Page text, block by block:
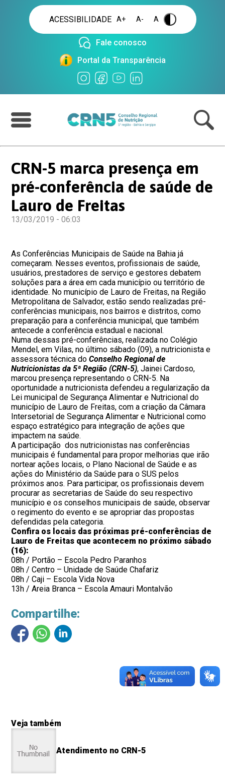
ACESSIBILIDADE A+ A- A .
Fale conosco
Portal da Transparência
CRN-5 marca presença em
pré-conferência de saúde de
Lauro de Freitas
13/03/2019 - 06:03
As Conferências Municipais de Saúde na Bahia já
começaram. Nesses eventos, profissionais de saúde,
usuários, prestadores de serviço e gestores debatem
soluções para a área em cada município ou território de
identidade. No município de Lauro de Freitas, na Região
Metropolitana de Salvador, estão sendo realizadas pré-
conferências municipais, nos bairros e distritos, como
preparação para a conferência municipal, que também
antecede a conferência estadual e nacional.
Numa dessas pré-conferências, realizada no Colégio
Mendel, em Vilas, no último sábado (09), a nutricionista e
assessora técnica doConselho Regional de
Nutricionistas da 5ª Região (CRN-5), Jainei Cardoso,
marcou presença representando o CRN-5. Na
oportunidade a nutricionista defendeu a regularização da
Lei municipal de Segurança Alimentar e Nutricional do
município de Lauro de Freitas, com a criação da Câmara
Intersetorial de Segurança Alimentar e Nutricional como
espaço estratégico para integração de ações que
impactem na saúde.
A participação dos nutricionistas nas conferências
municipais é fundamental para propor melhorias que irão
nortear ações locais, o Plano Nacional de Saúde e as
ações do Ministério da Saúde para o SUS pelos
próximos anos. Para participar, os profissionais devem
procurar as secretarias de Saúde do seu respectivo
município e os conselhos municipais de saúde, observar
o regimento do evento e se apropriar das propostas
defendidas pela categoria.
Confira os locais das próximas pré-conferências de
Lauro de Freitas que acontecem no próximo sábado
(16):
08h / Portão – Escola Pedro Paranhos
08h / Centro – Unidade de Saúde Chafariz
08h / Caji – Escola Vida Nova
13h / Areia Branca – Escola Amauri Montalvão
Compartilhe:
Veja também
Atendimento no CRN-5